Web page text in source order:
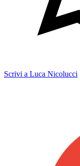
Scrivi a Luca Nicolucci